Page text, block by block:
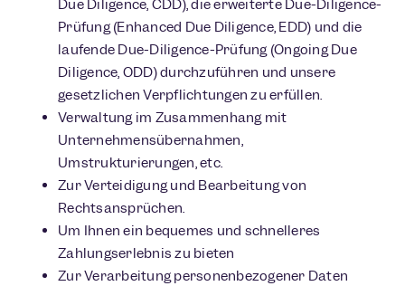
Due Diligence, CDD), die erweiterte Due-Diligence-
Prüfung (Enhanced Due Diligence, EDD) und die
laufende Due-Diligence-Prüfung (Ongoing Due
Diligence, ODD) durchzuführen und unsere
gesetzlichen Verpflichtungen zu erfüllen.
Verwaltung im Zusammenhang mit
Unternehmensübernahmen,
Umstrukturierungen, etc.
Zur Verteidigung und Bearbeitung von
Rechtsansprüchen.
Um Ihnen ein bequemes und schnelleres
Zahlungserlebnis zu bieten
Zur Verarbeitung personenbezogener Daten